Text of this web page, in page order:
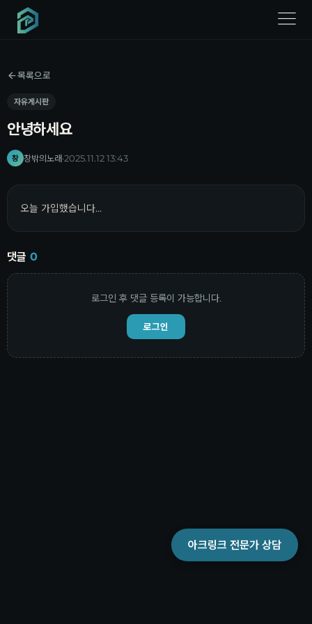
menu
목록으로
자유게시판
안녕하세요
창 창밖의노래·2025.11.12 13:43
오늘 가입했습니다...
댓글 0
로그인 후 댓글 등록이 가능합니다.
로그인
아크링크 전문가 상담